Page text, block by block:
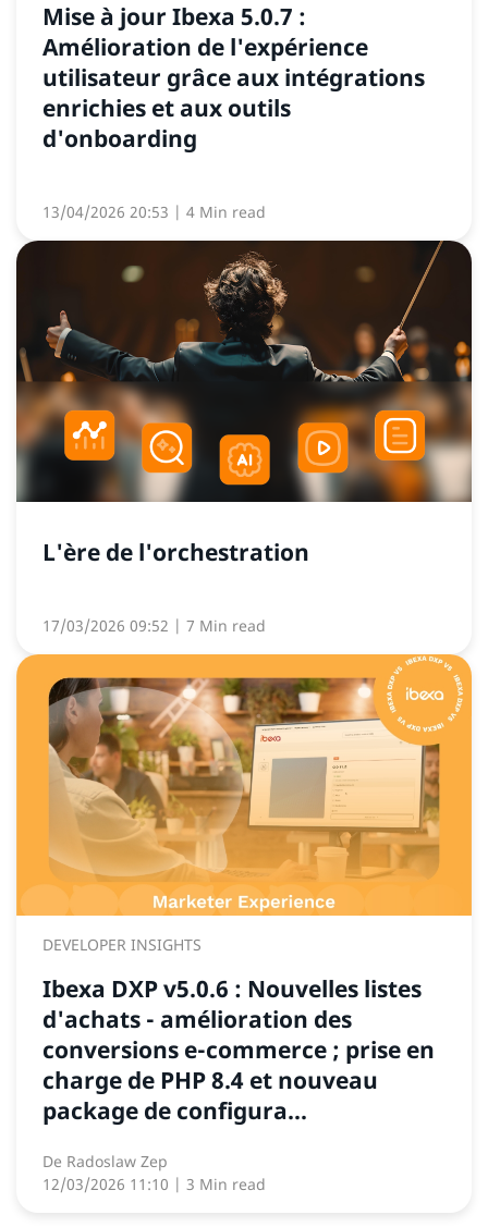
Mise à jour Ibexa 5.0.7 :
Amélioration de l'expérience
utilisateur grâce aux intégrations
enrichies et aux outils
d'onboarding
13/04/2026 20:53 | 4 Min read
L'ère de l'orchestration
17/03/2026 09:52 | 7 Min read
DEVELOPER INSIGHTS
Ibexa DXP v5.0.6 : Nouvelles listes
d'achats - amélioration des
conversions e-commerce ; prise en
charge de PHP 8.4 et nouveau
package de configura...
De Radoslaw Zep
12/03/2026 11:10 | 3 Min read